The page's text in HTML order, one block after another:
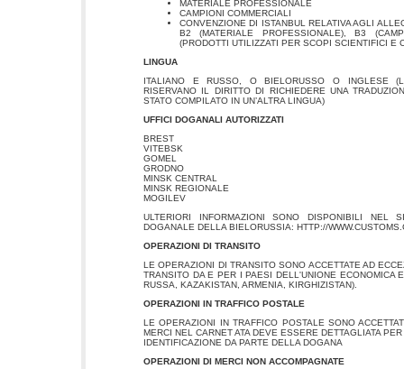
MATERIALE PROFESSIONALE
CAMPIONI COMMERCIALI
CONVENZIONE DI ISTANBUL RELATIVA AGLI
B2 (MATERIALE PROFESSIONALE), B3
(PRODOTTI UTILIZZATI PER SCOPI SCIENTIFICI E
LINGUA
ITALIANO E
RUSSO, O BIELORUSSO O INGLESE
RISERVANO IL DIRITTO DI RICHIEDERE UNA
STATO COMPILATO IN UN’ALTRA LINGUA)
UFFICI DOGANALI AUTORIZZATI
BREST
VITEBSK
GOMEL
GRODNO
MINSK CENTRAL
MINSK REGIONALE
MOGILEV
ULTERIORI INFORMAZIONI SONO DISPONIBILI NEL
DOGANALE DELLA BIELORUSSIA: HTTP://
OPERAZIONI DI TRANSITO
LE OPERAZIONI DI TRANSITO SONO ACCETTATE AD
TRANSITO DA E PER I PAESI DELL'UNIONE ECONOMICA
RUSSA, KAZAKISTAN, ARMENIA, KIRGHIZISTAN).
OPERAZIONI IN TRAFFICO POSTALE
LE OPERAZIONI IN TRAFFICO POSTALE SONO
MERCI NEL CARNET ATA DEVE ESSERE DETTAGLIATA
IDENTIFICAZIONE DA PARTE DELLA DOGANA
OPERAZIONI DI MERCI NON ACCOMPAGNATE